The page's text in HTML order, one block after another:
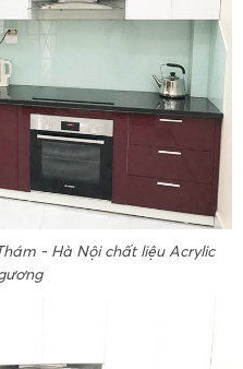
- Hà Nội chất liệu Acrylic